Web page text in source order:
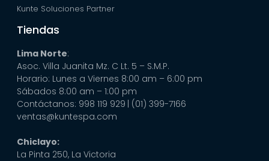
Kunte Soluciones Partner
Tiendas
Lima Norte:
Asoc. Villa Juanita Mz. C Lt. 5 – S.M.P.
Horario: Lunes a Viernes 8:00 am – 6:00 pm
Sábados 8:00 am – 1:00 pm
Contáctanos: 998 119 929 | (01) 399-7166
ventas@kuntespa.com
Chiclayo:
La Pinta 250, La Victoria